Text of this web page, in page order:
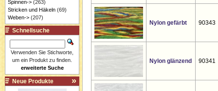
Nylon gefärbt 90343
Nylon glänzend 90341
Spinnen->(263)
Stricken und Häkeln(69)
Weben->(207)
Schnellsuche
Verwenden Sie Stichworte,
um ein Produkt zu finden.
erweiterte Suche
Neue Produkte